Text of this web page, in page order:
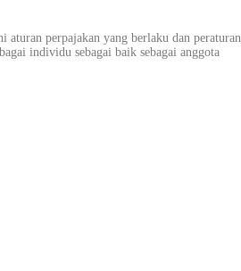
perpajakan yang berlaku dan peraturan,
individu sebagai baik sebagai anggota